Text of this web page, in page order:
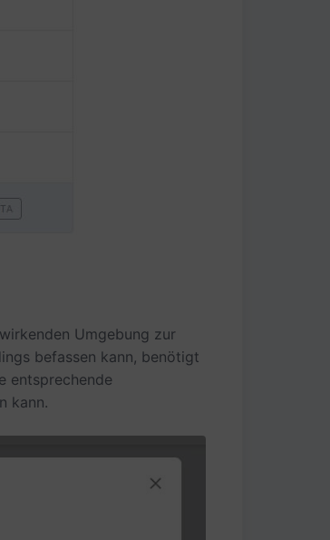
Umgebung zur
befassen kann, benötigt
entsprechende
kann.